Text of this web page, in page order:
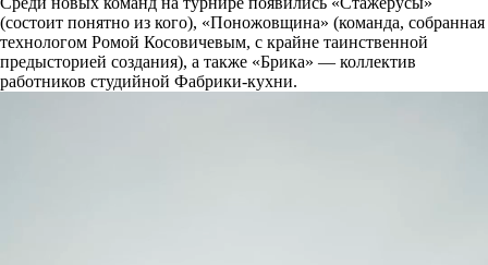
(состоит понятно из кого), «Поножовщина» (команда, собранная
технологом Ромой Косовичевым, с крайне таинственной
предысторией создания), а также «Брика» — коллектив
работников студийной Фабрики-кухни.